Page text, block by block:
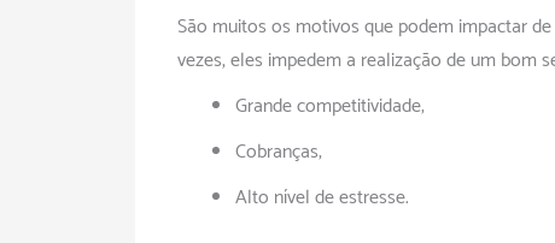
São muitos os motivos que podem impactar
vezes, eles impedem a realização de um bom
Grande competitividade;
Cobranças;
Alto nível de estresse.